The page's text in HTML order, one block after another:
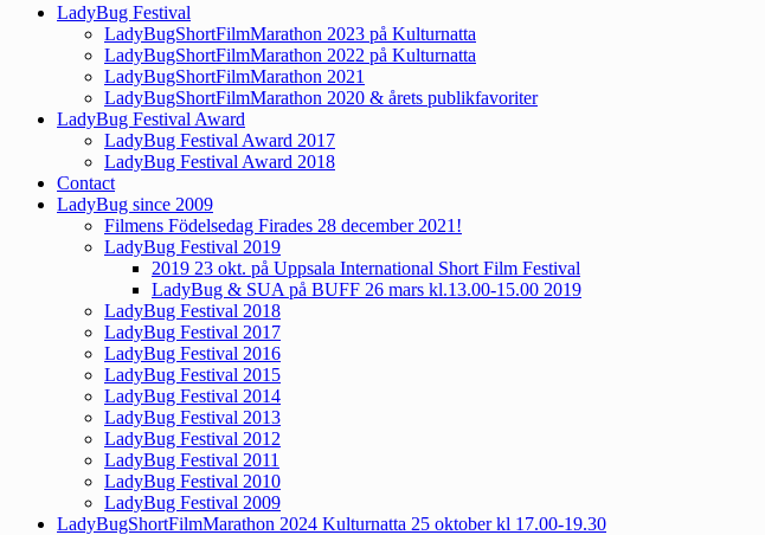
LadyBug Festival
LadyBugShortFilmMarathon 2023 på Kulturnatta
LadyBugShortFilmMarathon 2022 på Kulturnatta
LadyBugShortFilmMarathon 2021
LadyBugShortFilmMarathon 2020 & årets publikfavoriter
LadyBug Festival Award
LadyBug Festival Award 2017
LadyBug Festival Award 2018
Contact
LadyBug since 2009
Filmens Födelsedag Firades 28 december 2021!
LadyBug Festival 2019
2019 23 okt. på Uppsala International Short Film Festival
LadyBug & SUA på BUFF 26 mars kl.13.00-15.00 2019
LadyBug Festival 2018
LadyBug Festival 2017
LadyBug Festival 2016
LadyBug Festival 2015
LadyBug Festival 2014
LadyBug Festival 2013
LadyBug Festival 2012
LadyBug Festival 2011
LadyBug Festival 2010
LadyBug Festival 2009
LadyBugShortFilmMarathon 2024 Kulturnatta 25 oktober kl 17.00-19.30